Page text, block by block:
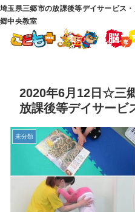
埼玉県三郷市の放課後等デイサービス
郷中央教室
2020年6月12日☆三
放課後等デイサー
未分類